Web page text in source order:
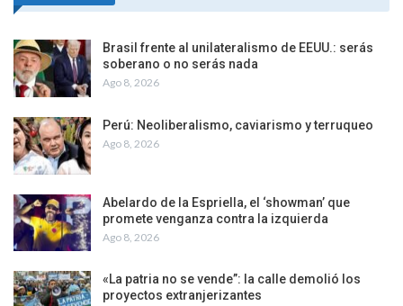
Brasil frente al unilateralismo de EEUU.: serás
soberano o no serás nada
Ago 8, 2026
Perú: Neoliberalismo, caviarismo y terruqueo
Ago 8, 2026
Abelardo de la Espriella, el ‘showman’ que
promete venganza contra la izquierda
Ago 8, 2026
«La patria no se vende”: la calle demolió los
proyectos extranjerizantes